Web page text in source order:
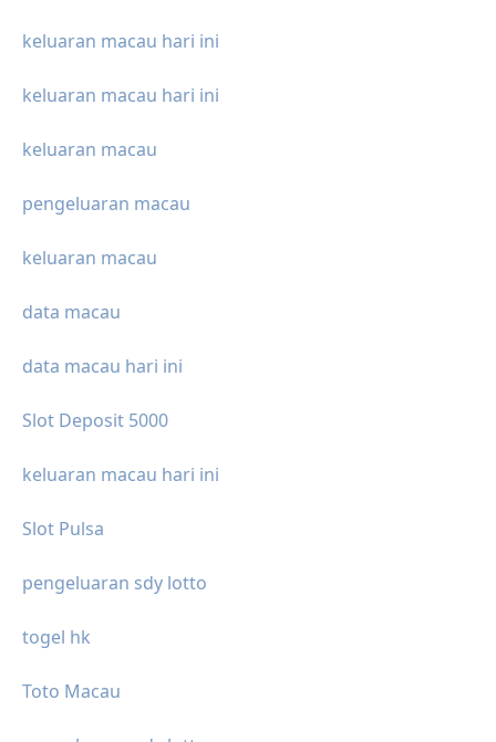
keluaran macau hari ini
keluaran macau hari ini
keluaran macau
pengeluaran macau
keluaran macau
data macau
data macau hari ini
Slot Deposit 5000
keluaran macau hari ini
Slot Pulsa
pengeluaran sdy lotto
togel hk
Toto Macau